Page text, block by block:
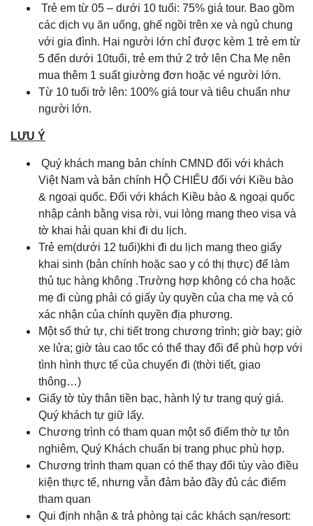
Trẻ em từ 05 – dưới 10 tuổi: 75% giá tour. Bao gồm
các dịch vụ ăn uống, ghế ngồi trên xe và ngủ chung
với gia đình. Hai người lớn chỉ được kèm 1 trẻ em từ
5 đến dưới 10tuổi, trẻ em thứ 2 trở lên Cha Mẹ nên
mua thêm 1 suất giường đơn hoặc vé người lớn.
Từ 10 tuổi trở lên: 100% giá tour và tiêu chuẩn như
người lớn.
LƯU Ý
Quý khách mang bản chính CMND đối với khách
Việt Nam và bản chính HỘ CHIẾU đối với Kiều bào
& ngoại quốc. Đối với khách Kiều bào & ngoại quốc
nhập cảnh bằng visa rời, vui lòng mang theo visa và
tờ khai hải quan khi đi du lịch.
Trẻ em(dưới 12 tuổi)khi đi du lịch mang theo giấy
khai sinh (bản chính hoặc sao y có thị thực) để làm
thủ tục hàng không .Trường hợp không có cha hoặc
mẹ đi cùng phải có giấy ủy quyền của cha mẹ và có
xác nhận của chính quyền địa phương.
Một số thứ tự, chi tiết trong chương trình; giờ bay; giờ
xe lửa; giờ tàu cao tốc có thể thay đổi để phù hợp với
tình hình thực tế của chuyến đi (thời tiết, giao
thông…)
Giấy tờ tùy thân tiền bạc, hành lý tư trang quý giá.
Quý khách tự giữ lấy.
Chương trình có tham quan một số điểm thờ tự tôn
nghiêm, Quý Khách chuẩn bị trang phục phù hợp.
Chương trình tham quan có thể thay đổi tùy vào điều
kiện thực tế, nhưng vẫn đảm bảo đầy đủ các điểm
tham quan
Qui định nhận & trả phòng tại các khách sạn/resort: